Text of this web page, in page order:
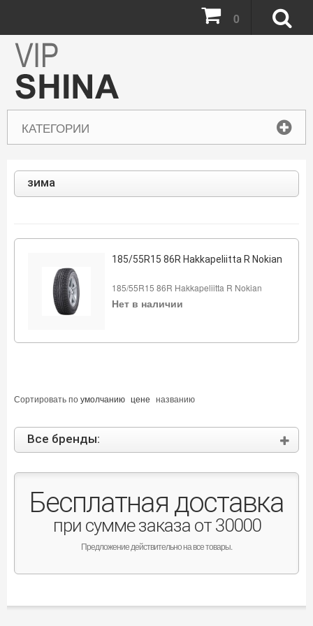
КАТЕГОРИИ
0
зима
185/55R15 86R Hakkapeliitta R Nokian
185/55R15 86R Hakkapeliitta R Nokian
Нет в наличии
Сортировать поумолчанию цене названию
Все бренды:
Бесплатная доставка
при сумме заказа от 30000
Предложение действительно на все товары.